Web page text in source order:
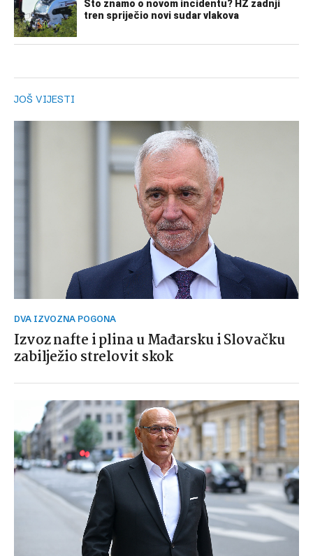
JOŠ VIJESTI
DVA IZVOZNA POGONA
Izvoz nafte i plina u Mađarsku i Slovačku
zabilježio strelovit skok